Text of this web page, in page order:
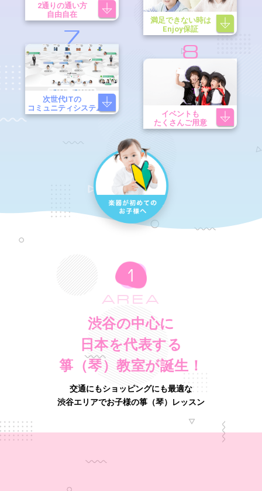
2通りの通い方
自由自在
満足できない時は
Enjoy保証
7
次世代ITの
コミュニティシステム
8
イベントも
たくさんご用意
AREA
渋谷の中心に
日本を代表する
箏（琴）教室が誕生！
交通にもショッピングにも最適な
渋谷エリアでお子様の箏（琴）レッスン